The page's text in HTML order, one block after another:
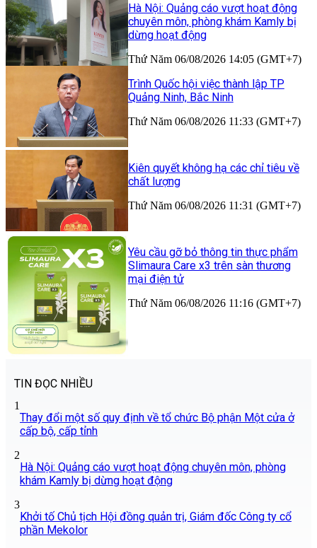
Hà Nội: Quảng cáo vượt hoạt động
chuyên môn, phòng khám Kamly bị
dừng hoạt động
Thứ Năm 06/08/2026 14:05 (GMT+7)
Trình Quốc hội việc thành lập TP
Quảng Ninh, Bắc Ninh
Thứ Năm 06/08/2026 11:33 (GMT+7)
Kiên quyết không hạ các chỉ tiêu về
chất lượng
Thứ Năm 06/08/2026 11:31 (GMT+7)
Yêu cầu gỡ bỏ thông tin thực phẩm
Slimaura Care x3 trên sàn thương
mại điện tử
Thứ Năm 06/08/2026 11:16 (GMT+7)
TIN ĐỌC NHIỀU
1
Thay đổi một số quy định về tổ chức Bộ phận Một cửa ở
cấp bộ, cấp tỉnh
2
Hà Nội: Quảng cáo vượt hoạt động chuyên môn, phòng
khám Kamly bị dừng hoạt động
3
Khởi tố Chủ tịch Hội đồng quản trị, Giám đốc Công ty cổ
phần Mekolor